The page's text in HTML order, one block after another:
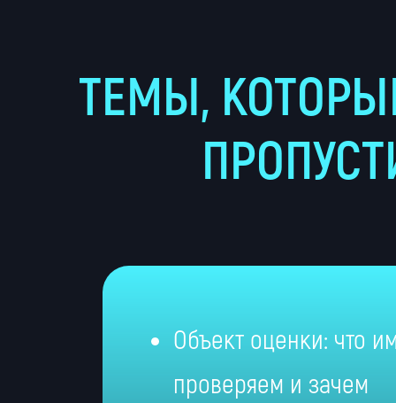
ТЕМЫ,
Объект оценки: что
проверяем и зачем